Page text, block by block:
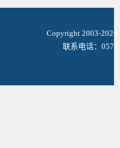
Copyright 2003-
联系电话：